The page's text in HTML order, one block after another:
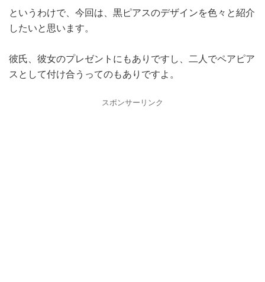
というわけで、今回は、黒ピアスのデザインを色々と紹介
したいと思います。
彼氏、彼女のプレゼントにもありですし、二人でペアピア
スとして付け合うってのもありですよ。
スポンサーリンク